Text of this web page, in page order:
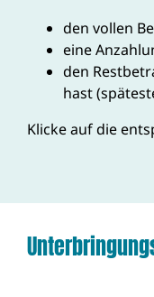
den vollen
eine
den
hast
Klicke auf die